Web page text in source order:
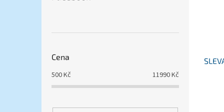
Cena
500Kč 11990Kč